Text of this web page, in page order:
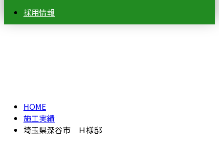
採用情報
HOME
施工実績
埼玉県深谷市 Ｈ様邸